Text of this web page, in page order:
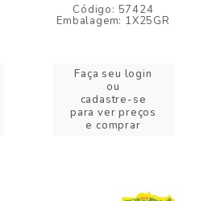
Código: 57424
Embalagem: 1X25GR
Faça seu login
ou
cadastre-se
para ver preços
e comprar